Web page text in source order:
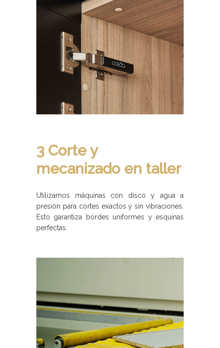
3 Corte y
mecanizado en taller
Utilizamos máquinas con disco y agua a
presión para cortes exactos y sin vibraciones.
Esto garantiza bordes uniformes y esquinas
perfectas.